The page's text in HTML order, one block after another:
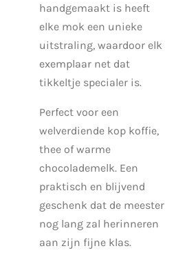
handgemaakt is heeft
elke mok een unieke
uitstraling, waardoor elk
exemplaar net dat
tikkeltje specialer is.
Perfect voor een
welverdiende kop koffie,
thee of warme
chocolademelk. Een
praktisch en blijvend
geschenk dat de meester
nog lang zal herinneren
aan zijn fijne klas.